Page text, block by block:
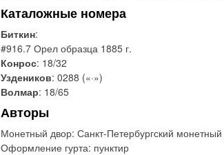
Каталожные номера
Биткин:
#916.7 Орел образца 1885 г.
Конрос: 18/32
Уздеников: 0288 («·»)
Волмар: 18/65
Авторы
Монетный двор: Санкт-Петербургский
Оформление гурта: пунктир